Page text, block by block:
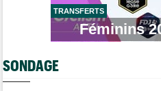
Tour de Pologne
Louis Barré remporte la 6e étape
général
Tour de Burgos
TRANSFERTS
Féminins
SONDAGE